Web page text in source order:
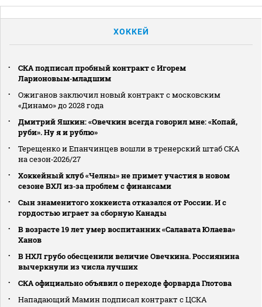
ХОККЕЙ
СКА подписал пробный контракт с Игорем
Ларионовым‑младшим
Ожиганов заключил новый контракт с московским
«Динамо» до 2028 года
Дмитрий Яшкин: «Овечкин всегда говорил мне: «Копай,
руби». Ну я и рублю»
Терещенко и Епанчинцев вошли в тренерский штаб СКА
на сезон‑2026/27
Хоккейный клуб «Челны» не примет участия в новом
сезоне ВХЛ из‑за проблем с финансами
Сын знаменитого хоккеиста отказался от России. И с
гордостью играет за сборную Канады
В возрасте 19 лет умер воспитанник «Салавата Юлаева»
Ханов
В НХЛ грубо обесценили величие Овечкина. Россиянина
вычеркнули из числа лучших
СКА официально объявил о переходе форварда Глотова
Нападающий Мамин подписал контракт с ЦСКА